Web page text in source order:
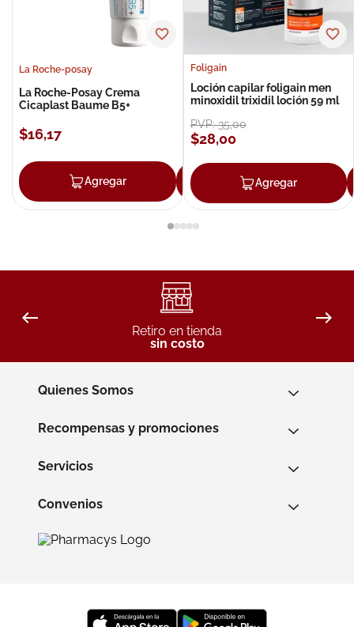
La Roche-posay
La Roche-Posay Crema
Cicaplast Baume B5+
$16,17
Agregar Agregar
Foligain
Loción capilar foligain men
minoxidil trixidil loción 59 ml
PVP:35,00
$28,00
Agregar
Retiro en tienda
sin costo
Quienes Somos
Recompensas y promociones
Servicios
Convenios